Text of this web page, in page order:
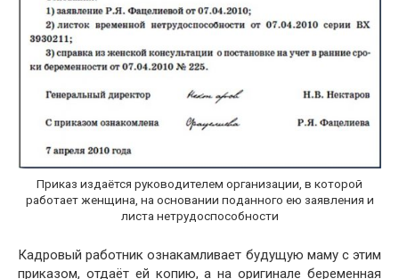
Приказ издаётся руководителем организации, в которой
работает женщина, на основании поданного ею заявления и
листа нетрудоспособности
Кадровый работник ознакамливает будущую маму с этим
приказом, отдаёт ей копию, а на оригинале беременная